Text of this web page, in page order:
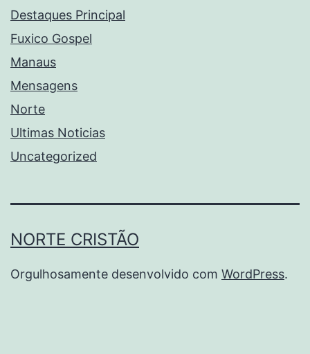
Destaques Principal
Fuxico Gospel
Manaus
Mensagens
Norte
Ultimas Noticias
Uncategorized
NORTE CRISTÃO
Orgulhosamente desenvolvido com WordPress.